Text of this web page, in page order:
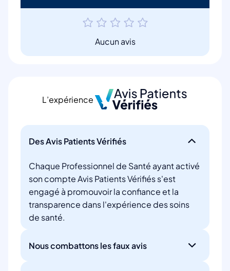
Aucun avis
L’expérience
Des Avis Patients Vérifiés
Chaque Professionnel de Santé ayant activé
son compte Avis Patients Vérifiés s'est
engagé à promouvoir la confiance et la
transparence dans l'expérience des soins
de santé.
Nous combattons les faux avis